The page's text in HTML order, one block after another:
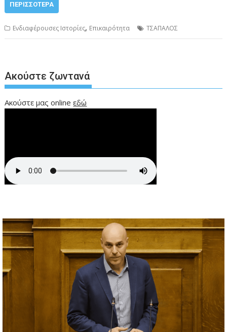
ΠΕΡΙΣΣΌΤΕΡΑ
Ενδιαφέρουσες Ιστορίες, Επικαιρότητα ΤΣΑΠΑΛΟΣ
Ακούστε ζωντανά
Ακούστε μας onlineεδώ